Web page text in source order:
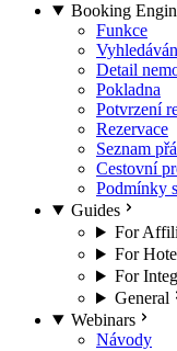
Booking
Funkce
Detail
Pokladna
Potvrzení
Rezervace
Seznam
Cestovní
Podmínky
Guides
For
For
For
General
Webinars
Návody